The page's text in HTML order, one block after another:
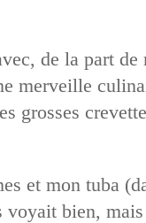
de la part de
merveille
grosses
et mon tuba
voyait bien,